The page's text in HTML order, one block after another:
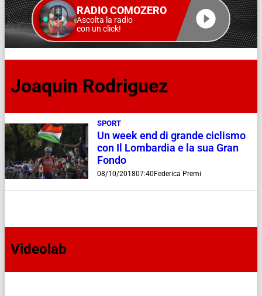
RADIO COMOZERO
Ascolta la radio
con un click!
Joaquin Rodriguez
SPORT
Un week end di grande ciclismo
con Il Lombardia e la sua Gran
Fondo
08/10/201807:40Federica Premi
Videolab